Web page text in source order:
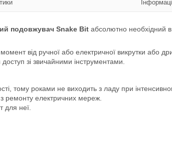
подовжувач Snake Bit абсолютно необхідний
від ручної або електричної викрутки або
зі звичайними інструментами.
тому роками не виходить з ладу при
ремонту електричних мереж.
для неї.